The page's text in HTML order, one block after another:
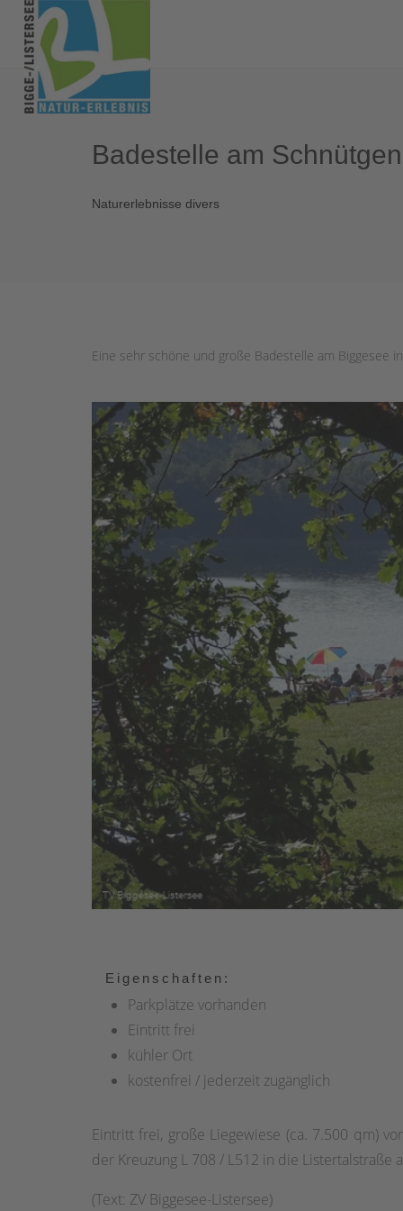
Badestelle am
Naturerlebnisse divers
Eine sehr schöne und große Badestelle am Biggesee
Eigenschaften:
Parkplätze vorhanden
Eintritt frei
kühler Ort
kostenfrei / jederzeit zugänglich
Eintritt frei, große Liegewiese (ca. 7.500 qm)
der Kreuzung L 708 / L512 in die
(Text: ZV Biggesee-Listersee)